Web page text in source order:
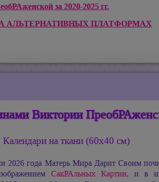
за 2020-2025 гг.
АЛЬТЕРНАТИВНЫХ ПЛАТФОРМАХ
Виктории
Календари на ткани (60х40 см)
2026 года Матерь Мира Дарит Своим
СакРАльных Картин, и в